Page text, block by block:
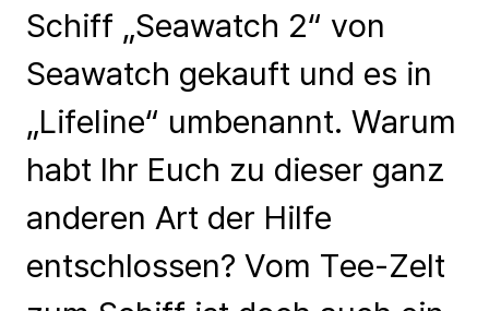
Schiff „Seawatch 2“ von
Seawatch gekauft und es in
„Lifeline“ umbenannt. Warum
habt Ihr Euch zu dieser ganz
anderen Art der Hilfe
entschlossen? Vom Tee-Zelt